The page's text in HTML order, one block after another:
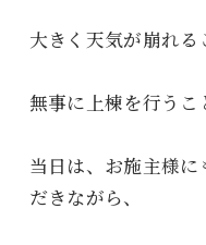
大きく天気が崩れる
無事に上棟を行うこ
当日は、お施主様
だきながら、